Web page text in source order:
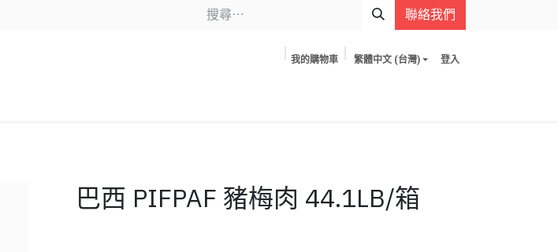
聯絡我們
我的購物車 繁體中文 (台灣) 登入
巴西 PIFPAF 豬梅肉 44.1LB/箱